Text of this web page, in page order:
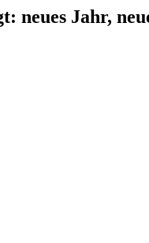
neues Jahr,